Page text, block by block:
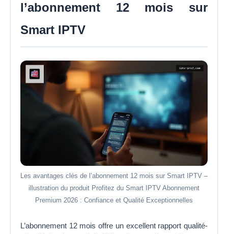
l’abonnement 12 mois sur
Smart IPTV
Les avantages clés de l’abonnement 12 mois sur Smart IPTV –
illustration du produit Profitez du Smart IPTV Abonnement
Premium 2026 : Confiance et Qualité Exceptionnelles
L’abonnement 12 mois offre un excellent rapport qualité-